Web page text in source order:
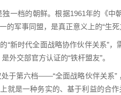
一档的朝鲜。根据1961年的《
军事同盟，是真正意义上的“生死
“新时代全面战略协作伙伴关系”
外交部官方认证的“铁杆盟友”。
于第六档——“全面战略伙伴关系”
就是一种务实的、基于利益的合